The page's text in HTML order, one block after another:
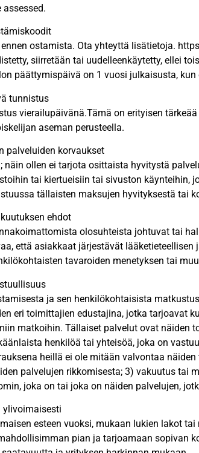
assessed.
ostamista. Ota yhteyttä lisätietoja.
siirretään tai uudelleenkäytetty, ellei
päättymispäivä on 1 vuosi julkaisusta,
tunnistus
vierailupäivänä.Tämä on erityisen
aseman perusteella.
palveluiden korvaukset
ollen ei tarjota osittaista hyvitystä
tai kiertueisiin tai sivuston käynteihin,
tällaisten maksujen hyvityksestä tai
ehdot
olosuhteista johtuvat tai
että asiakkaat järjestävät lääketieteellisen
tavaroiden menetyksen tai
ja sen henkilökohtaisista
eri toimittajien edustajina, jotka tarjoavat
matkoihin. Tällaiset palvelut ovat näiden
henkilöä tai yhteisöä, joka on
heillä ei ole mitään valvontaa
palvelujen rikkomisesta; 3) vakuutus tai
joka on tai joka on näiden palvelujen,
ylivoimaisesti
esteen vuoksi, mukaan lukien lakot
pian ja tarjoamaan sopivan